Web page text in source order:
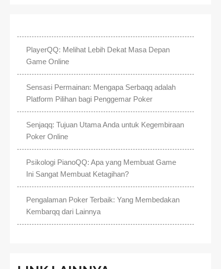
PlayerQQ: Melihat Lebih Dekat Masa Depan
Game Online
Sensasi Permainan: Mengapa Serbaqq adalah
Platform Pilihan bagi Penggemar Poker
Senjaqq: Tujuan Utama Anda untuk Kegembiraan
Poker Online
Psikologi PianoQQ: Apa yang Membuat Game
Ini Sangat Membuat Ketagihan?
Pengalaman Poker Terbaik: Yang Membedakan
Kembarqq dari Lainnya